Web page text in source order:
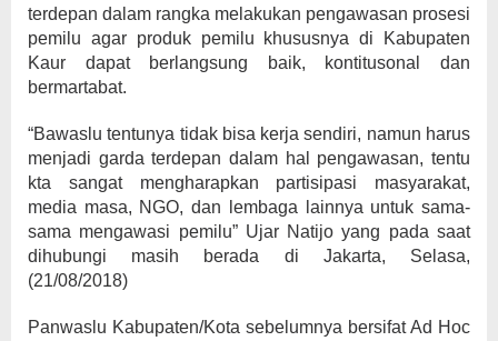
terdepan dalam rangka melakukan pengawasan prosesi
pemilu agar produk pemilu khususnya di Kabupaten
Kaur dapat berlangsung baik, kontitusonal dan
bermartabat.
“Bawaslu tentunya tidak bisa kerja sendiri, namun harus
menjadi garda terdepan dalam hal pengawasan, tentu
kta sangat mengharapkan partisipasi masyarakat,
media masa, NGO, dan lembaga lainnya untuk sama-
sama mengawasi pemilu” Ujar Natijo yang pada saat
dihubungi masih berada di Jakarta, Selasa,
(21/08/2018)
Panwaslu Kabupaten/Kota sebelumnya bersifat Ad Hoc